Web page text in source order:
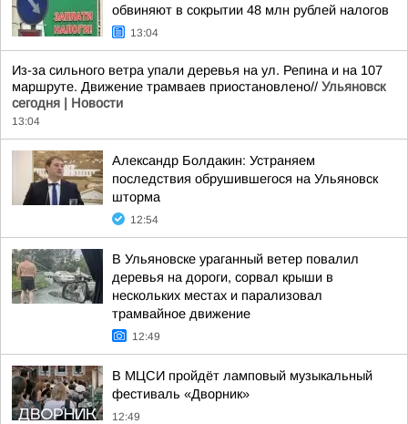
обвиняют в сокрытии 48 млн рублей налогов
13:04
Из-за сильного ветра упали деревья на ул. Репина и на 107
маршруте. Движение трамваев приостановлено// Ульяновск
сегодня | Новости
13:04
Александр Болдакин: Устраняем
последствия обрушившегося на Ульяновск
шторма
12:54
В Ульяновске ураганный ветер повалил
деревья на дороги, сорвал крыши в
нескольких местах и парализовал
трамвайное движение
12:49
В МЦСИ пройдёт ламповый музыкальный
фестиваль «Дворник»
12:49